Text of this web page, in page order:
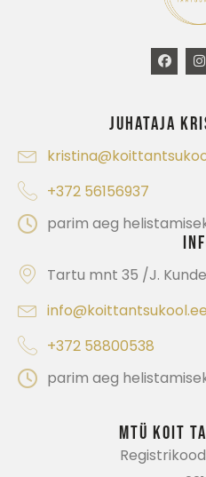
MTÜ koit
Tartu mnt 35 /J.
info@koittantsukool.ee
+372 58800538
parim aeg
Juhataja
+372 56156937
parim aeg